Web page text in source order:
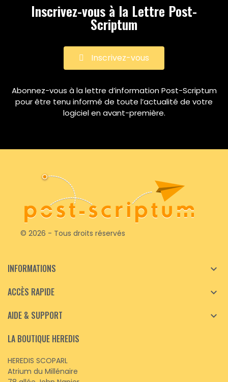
Inscrivez-vous à la Lettre Post-
Scriptum
Inscrivez-vous
Abonnez-vous à la lettre d’information Post-Scriptum
pour être tenu informé de toute l’actualité de votre
logiciel en avant-première.
© 2026 - Tous droits réservés
INFORMATIONS

ACCÈS RAPIDE

AIDE & SUPPORT

LA BOUTIQUE HEREDIS
HEREDIS SCOPARL
Atrium du Millénaire